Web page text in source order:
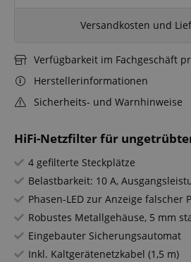
HiFi-Netzfilter für
4 gefilterte Steckplätze
Belastbarkeit: 10 A,
Phasen-LED zur Anzeige falscher
Robustes Metallgehäuse, 5 mm
Eingebauter Sicherungsautomat
Inkl. Kaltgerätenetzkabel (1,5 m)
Versandkosten und
Verfügbarkeit im Fachgeschäft
Herstellerinformationen
Sicherheits- und Warnhinweise